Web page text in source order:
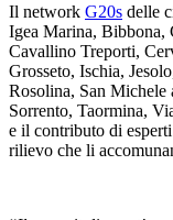
Il network G20s delle
Igea Marina, Bibbona,
Cavallino Treporti,
Grosseto, Ischia,
Rosolina, San Michele
Sorrento, Taormina,
e il contributo di
rilievo che li